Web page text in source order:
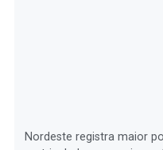
Nordeste registra maior